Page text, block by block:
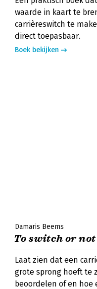
waarde in kaart te
carrièreswitch te
direct toepasbaar.
Boek bekijken
Damaris Beems
To switch or
Laat zien dat een
grote sprong hoeft te
beoordelen of en hoe